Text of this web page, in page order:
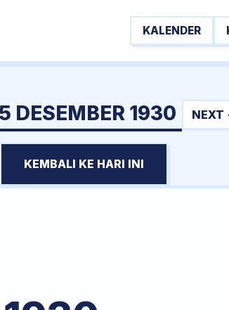
KALENDER
DESEMBER 1930 NEXT
KEMBALI KE HARI INI